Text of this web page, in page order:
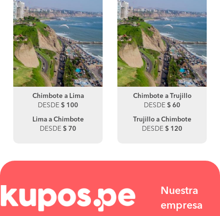
Chimbote a Lima
DESDE $ 100
Lima a Chimbote
DESDE $ 70
Chimbote a Trujillo
DESDE $ 60
Trujillo a Chimbote
DESDE $ 120
Nuestra
empresa